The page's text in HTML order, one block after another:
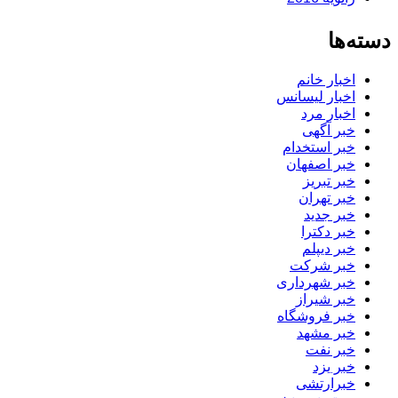
دسته‌ها
اخبار خانم
اخبار لیسانس
اخبار مرد
خبر آگهی
خبر استخدام
خبر اصفهان
خبر تبریز
خبر تهران
خبر جدید
خبر دکترا
خبر دیپلم
خبر شرکت
خبر شهرداری
خبر شیراز
خبر فروشگاه
خبر مشهد
خبر نفت
خبر یزد
خبرارتشی